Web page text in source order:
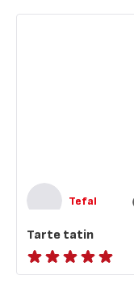
Tefal
Tarte tatin
ratings.NaN